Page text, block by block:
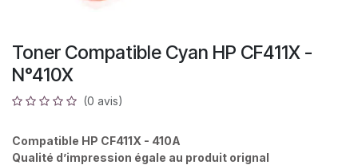
Toner Compatible Cyan HP CF411X -
N°410X
(0 avis)
Compatible HP CF411X - 410A
Qualité d’impression égale au produit orignal